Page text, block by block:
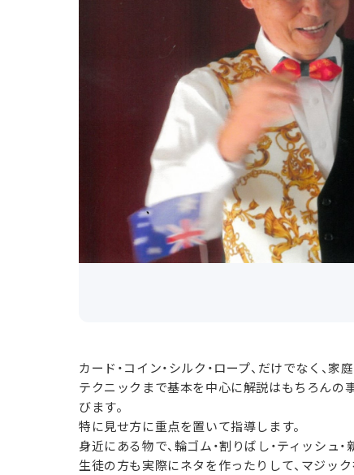
カード・コイン・シルク・ロープ、だけでなく、
テクニックまで基本を中心に解説はもちろんの
びます。
特に見せ方に重点を置いて指導します。
身近にある物で、輪ゴム・割りばし・ティッシュ
生徒の方も実際にネタを作ったりして、マジッ